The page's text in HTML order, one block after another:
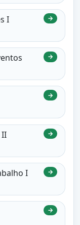
I →
→
→
→
I →
→